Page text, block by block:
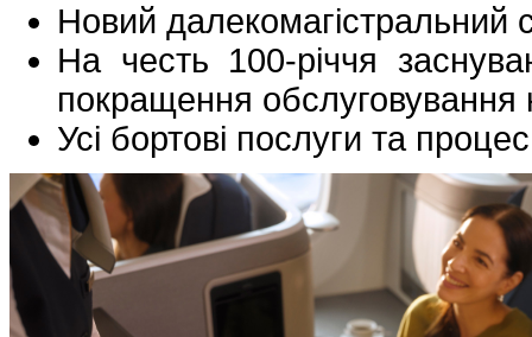
Новий далекомагістральний
На честь 100-річчя
покращення обслуговування
Усі бортові послуги та